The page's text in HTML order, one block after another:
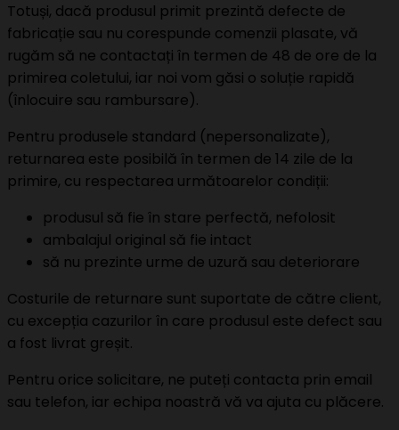
Totuși, dacă produsul primit prezintă defecte de
fabricație sau nu corespunde comenzii plasate, vă
rugăm să ne contactați în termen de 48 de ore de la
primirea coletului, iar noi vom găsi o soluție rapidă
(înlocuire sau rambursare).
Pentru produsele standard (nepersonalizate),
returnarea este posibilă în termen de 14 zile de la
primire, cu respectarea următoarelor condiții:
produsul să fie în stare perfectă, nefolosit
ambalajul original să fie intact
să nu prezinte urme de uzură sau deteriorare
Costurile de returnare sunt suportate de către client,
cu excepția cazurilor în care produsul este defect sau
a fost livrat greșit.
Pentru orice solicitare, ne puteți contacta prin email
sau telefon, iar echipa noastră vă va ajuta cu plăcere.